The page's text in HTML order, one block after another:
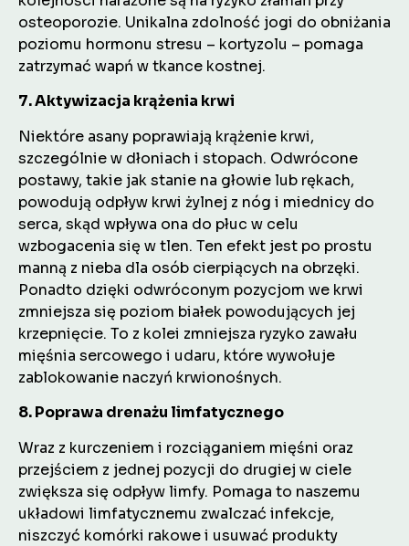
osteoporozie. Unikalna zdolność jogi do obniżania
poziomu hormonu stresu – kortyzolu – pomaga
zatrzymać wapń w tkance kostnej.
7. Aktywizacja krążenia krwi
Niektóre asany poprawiają krążenie krwi,
szczególnie w dłoniach i stopach. Odwrócone
postawy, takie jak stanie na głowie lub rękach,
powodują odpływ krwi żylnej z nóg i miednicy do
serca, skąd wpływa ona do płuc w celu
wzbogacenia się w tlen. Ten efekt jest po prostu
manną z nieba dla osób cierpiących na obrzęki.
Ponadto dzięki odwróconym pozycjom we krwi
zmniejsza się poziom białek powodujących jej
krzepnięcie. To z kolei zmniejsza ryzyko zawału
mięśnia sercowego i udaru, które wywołuje
zablokowanie naczyń krwionośnych.
8. Poprawa drenażu limfatycznego
Wraz z kurczeniem i rozciąganiem mięśni oraz
przejściem z jednej pozycji do drugiej w ciele
zwiększa się odpływ limfy. Pomaga to naszemu
układowi limfatycznemu zwalczać infekcje,
niszczyć komórki rakowe i usuwać produkty